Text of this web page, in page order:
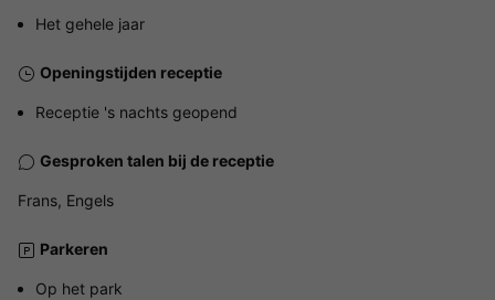
Het gehele jaar
Openingstijden receptie
Receptie 's nachts geopend
Gesproken talen bij de receptie
Frans, Engels
Parkeren
Op het park